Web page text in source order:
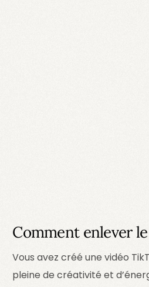
Comment enlever
Vous avez créé une vidéo
pleine de créativité et